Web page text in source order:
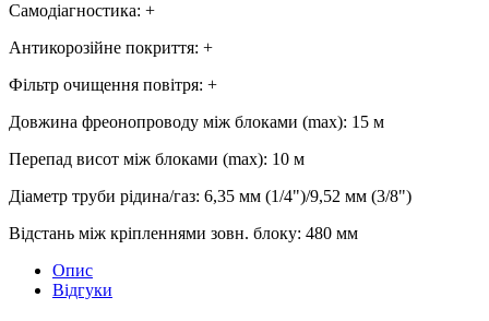
Самодіагностика: +
Антикорозійне покриття: +
Фільтр очищення повітря: +
Довжина фреонопроводу між блоками (max): 15 м
Перепад висот між блоками (max): 10 м
Діаметр труби рідина/газ: 6,35 мм (1/4")/9,52 мм (3/8")
Відстань між кріпленнями зовн. блоку: 480 мм
Опис
Відгуки